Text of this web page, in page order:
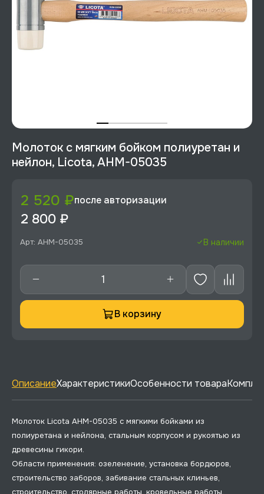
Молоток с мягким бойком полиуретан и
нейлон, Licota, AHM-05035
2 520 ₽после авторизации
2 800 ₽
Арт: AHM-05035 В наличии
В корзину
ОписаниеХарактеристикиОсобенности товара
Молоток Licota AHM-05035 с мягкими бойками из
полиуретана и нейлона, стальным корпусом и рукоятью из
древесины гикори.
Области применения: озеленение, установка бордюров,
строительство заборов, забивание стальных клиньев,
строительство, столярные работы, кровельные работы,